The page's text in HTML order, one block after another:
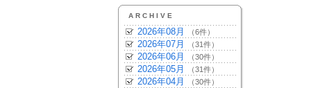
ARCHIVE
2026年08月 （6件）
2026年07月 （31件）
2026年06月 （30件）
2026年05月 （31件）
2026年04月 （30件）